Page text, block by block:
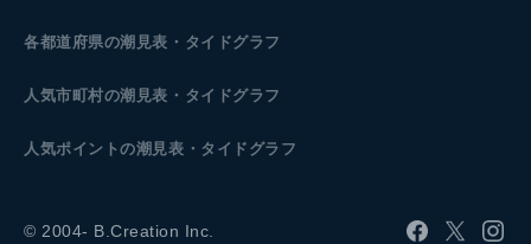
各都道府県の潮見表 ・タイドグラフ
人気市町村の潮見表・タイドグラフ
人気ポイントの潮見表・タイドグラフ
© 2004- B.Creation Inc.